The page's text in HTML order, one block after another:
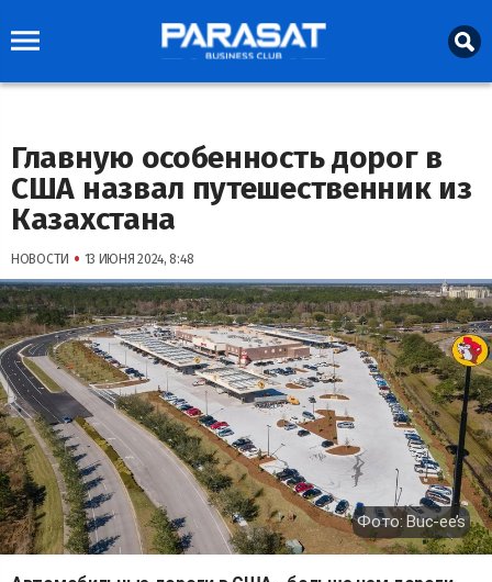
Главную особенность дорог в
США назвал путешественник из
Казахстана
НОВОСТИ • 13 ИЮНЯ 2024, 8:48
Фото: Buc-ee’s